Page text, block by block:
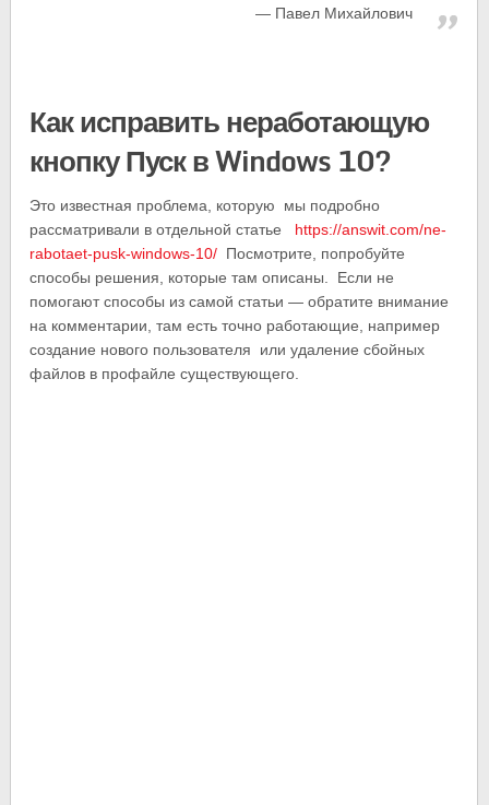
Павел Михайлович
Как исправить неработающую
кнопку Пуск в Windows 10?
Это известная проблема, которую мы подробно
рассматривали в отдельной статье https://answit.com/ne-
rabotaet-pusk-windows-10/ Посмотрите, попробуйте
способы решения, которые там описаны. Если не
помогают способы из самой статьи — обратите внимание
на комментарии, там есть точно работающие, например
создание нового пользователя или удаление сбойных
файлов в профайле существующего.